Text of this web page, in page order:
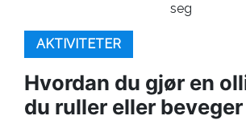
seg
AKTIVITETER
Hvordan du gjør en
du ruller eller